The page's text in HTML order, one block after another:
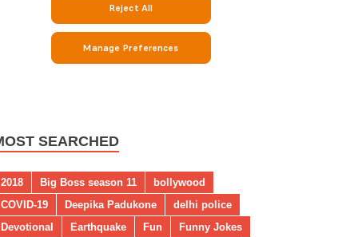
SEARCHED
2018 Big Boss season 11
bollywood
COVID-19
Deepika Padukone
delhi police
Devotional
Earthquake Fun
Funny Jokes